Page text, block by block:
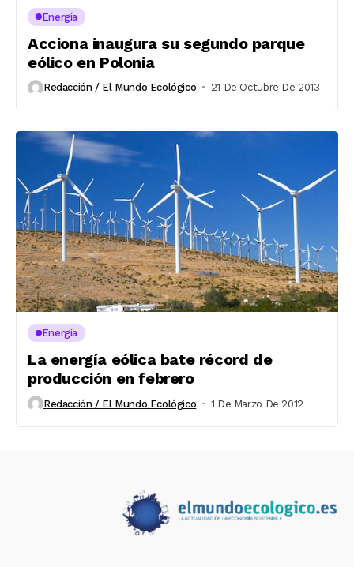
Energía
Acciona inaugura su segundo parque
eólico en Polonia
Redacción / El Mundo Ecológico 21 De Octubre De 2013
Energía
La energía eólica bate récord de
producción en febrero
Redacción / El Mundo Ecológico 1 De Marzo De 2012